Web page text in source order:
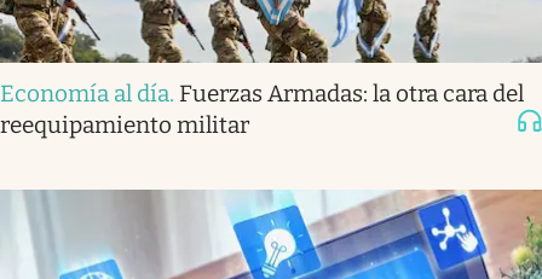
Economía al día. Fuerzas Armadas: la otra cara del
reequipamiento militar